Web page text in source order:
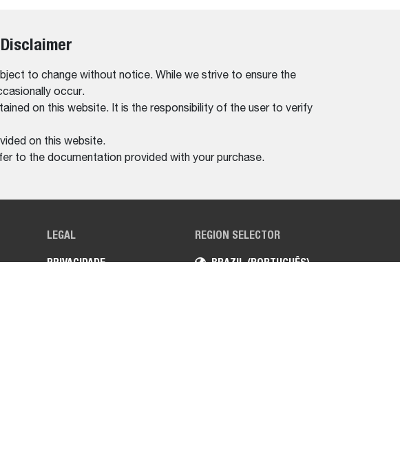
to change without notice. While we strive to ensure the
occur.
on this website. It is the responsibility of the user to verify
on this website.
to the documentation provided with your purchase.
REGION SELECTOR
BRAZIL (PORTUGUÊS)
LEGAL
PRIVACIDADE